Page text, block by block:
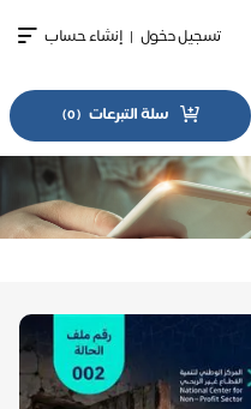
تسجيل دخول | إنشاء حساب
سلة التبرعات (
0
)